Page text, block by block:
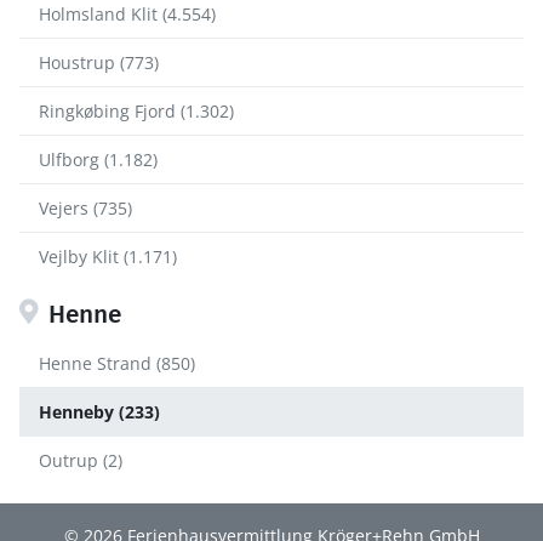
Holmsland Klit (4.554)
Houstrup (773)
Ringkøbing Fjord (1.302)
Ulfborg (1.182)
Vejers (735)
Vejlby Klit (1.171)
Henne
Henne Strand (850)
Henneby (233)
Outrup (2)
© 2026 Ferienhausvermittlung Kröger+Rehn GmbH